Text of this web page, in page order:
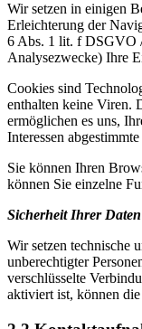
Wir setzen in einigen
Erleichterung der
6 Abs. 1 lit. f DSGVO
Analysezwecke) Ihre
Cookies sind
enthalten keine Viren.
ermöglichen es uns,
Interessen
Sie können Ihren
können Sie einzelne
Sicherheit Ihrer Daten
Wir setzen technische
unberechtigter
verschlüsselte
aktiviert ist, können